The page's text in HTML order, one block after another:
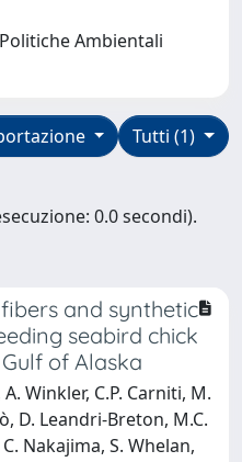
Ambientali
Tutti (1)
0.0 secondi).
and synthetic
seabird chick
of Alaska
Winkler, C.P. Carniti, M.
D. Leandri-Breton, M.C.
Nakajima, S. Whelan,